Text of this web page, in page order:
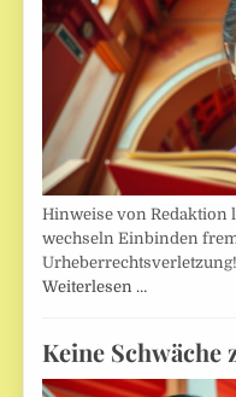
Hinweise von Redaktion
wechseln Einbinden
Weiterlesen …
Keine Schwäche